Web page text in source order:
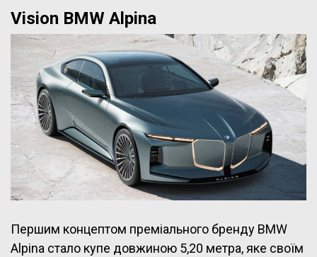
Vision BMW Alpina
Першим концептом преміального бренду BMW
Alpina стало купе довжиною 5,20 метра, яке своїм